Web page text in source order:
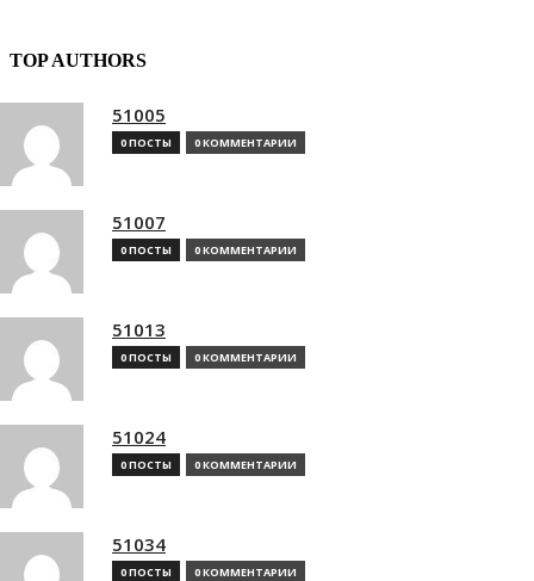
TOP AUTHORS
51005
0 ПОСТЫ 0 КОММЕНТАРИИ
51007
0 ПОСТЫ 0 КОММЕНТАРИИ
51013
0 ПОСТЫ 0 КОММЕНТАРИИ
51024
0 ПОСТЫ 0 КОММЕНТАРИИ
51034
0 ПОСТЫ 0 КОММЕНТАРИИ